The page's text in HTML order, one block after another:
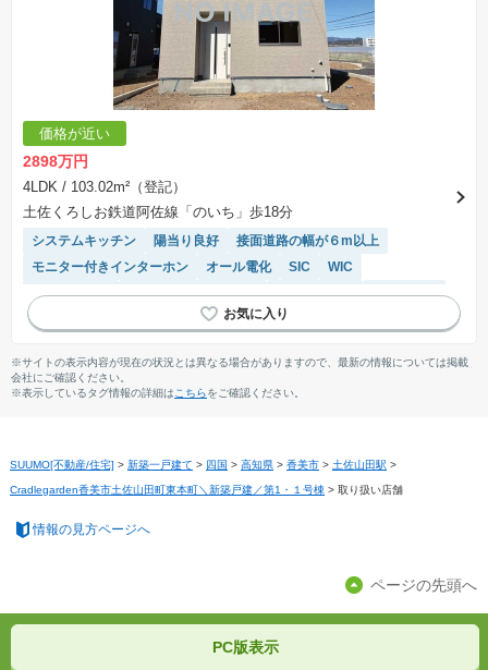
価格が近い
2898万円
4LDK / 103.02m²（登記）
土佐くろしお鉄道阿佐線「のいち」歩18分
システムキッチン 陽当り良好
接面道路の幅が６m以上
モニター付きインターホン
オール電化 SIC
WIC
閑静な住宅地
IHクッキングヒーター 温水洗浄便座
浴室乾燥機
食洗機
※サイトの表示内容が現在の状況とは異なる場合がありますので、最新の情報については掲載
会社にご確認ください。
※表示しているタグ情報の詳細は こちらをご確認ください。
SUUMO[不動産/住宅] > 新築一戸建て > 四国 > 高知県 > 香美市 > 土佐山田駅 >
Cradlegarden香美市土佐山田町東本町＼新築戸建／第1・１号棟 > 取り扱い店舗
情報の見方ページへ
ページの先頭へ
PC版表示